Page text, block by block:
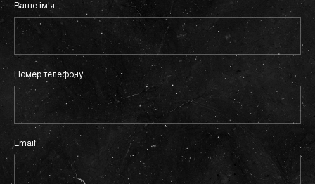
Ваше ім'я
Номер телефону
Email